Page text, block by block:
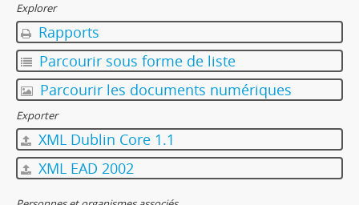
Explorer
Rapports
Parcourir sous forme de liste
Parcourir les documents numériques
Exporter
XML Dublin Core 1.1
XML EAD 2002